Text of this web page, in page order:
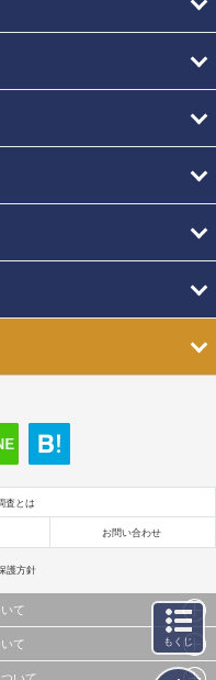
査とは
お問い合わせ
護方針
て
、画像データ等）及びこれらの配置・
て もくじ